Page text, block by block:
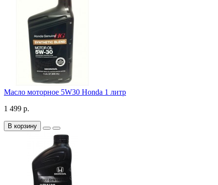
Масло моторное 5W30 Honda 1 литр
1 499 р.
В корзину